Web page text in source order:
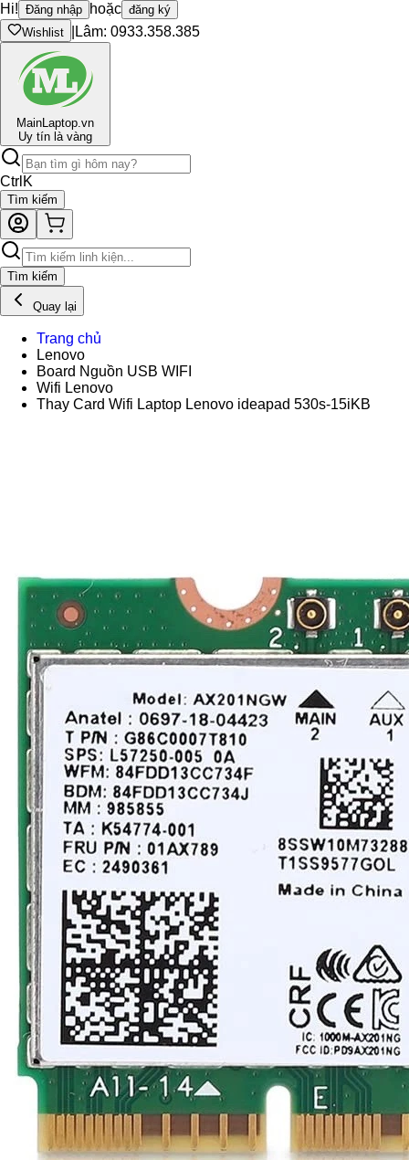
Hi! Đăng nhập hoặc đăng ký
Wishlist
Lâm: 0933.358.385
MainLaptop.vn
Uy tín là vàng
Ctrl K
Tìm kiếm
Tìm kiếm
Quay lại
Trang chủ
Lenovo
Board Nguồn USB WIFI
Wifi Lenovo
Thay Card Wifi Laptop Lenovo ideapad 530s-15iKB